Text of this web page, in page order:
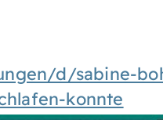
d/sabine-
konnte